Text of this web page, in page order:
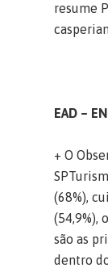
resume
EAD –
+ O
(68%),
(54,9%),
são as
dentro